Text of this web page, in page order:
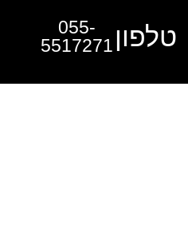
טלפון
055-
5517271